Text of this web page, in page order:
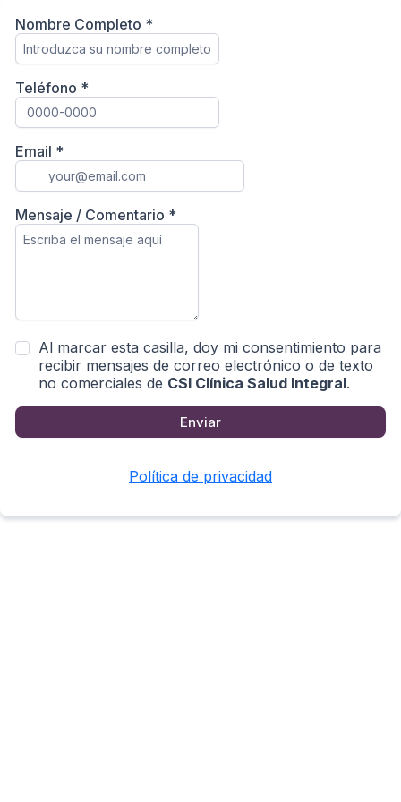
Nombre Completo *
Teléfono *
Email *
Mensaje / Comentario *
Al marcar esta casilla, doy mi consentimiento para
recibir mensajes de correo electrónico o de texto
no comerciales de CSI Clínica Salud Integral.
Enviar
Política de privacidad